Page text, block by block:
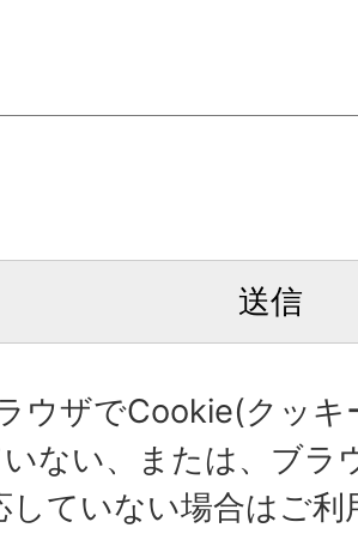
ウザでCookie(クッキ
ない、または、ブラ
していない場合はご利